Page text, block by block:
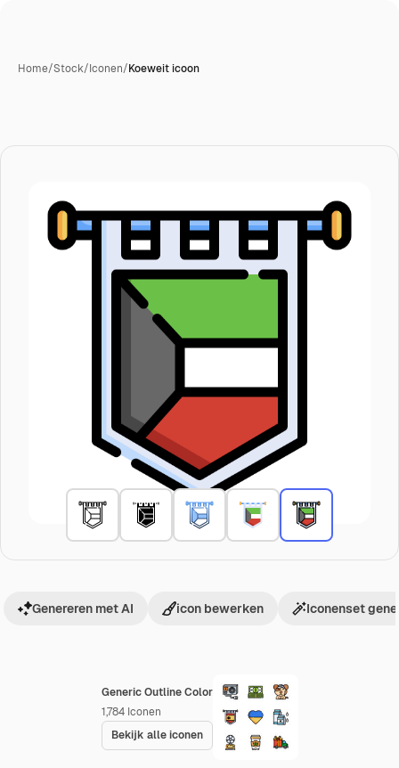
Home/Stock/Iconen/Koeweit icoon
Generic Outline Color
1,784 Iconen
Bekijk alle iconen
Genereren met AI icon bewerken Iconenset